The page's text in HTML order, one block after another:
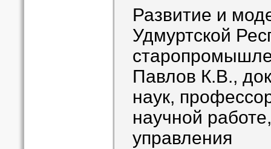
Развитие и
Удмуртской
Павлов К.В.,
наук,
научной
управления